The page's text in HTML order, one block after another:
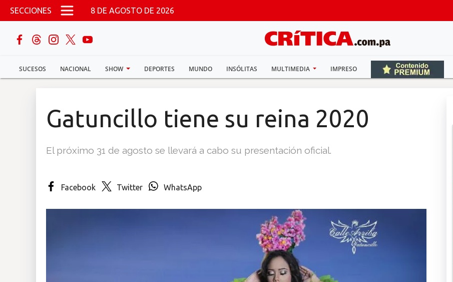
Pasar al contenido principal
SECCIONES 8 DE AGOSTO DE 2026
SUCESOS NACIONAL SHOW DEPORTES MUNDO INSÓLITAS MULTIMEDIA IMPRESO
buscar
Sucesos
Gatuncillo tiene su reina 2020
El próximo 31 de agosto se llevará a cabo su presentación oficial.
Facebook Twitter WhatsApp